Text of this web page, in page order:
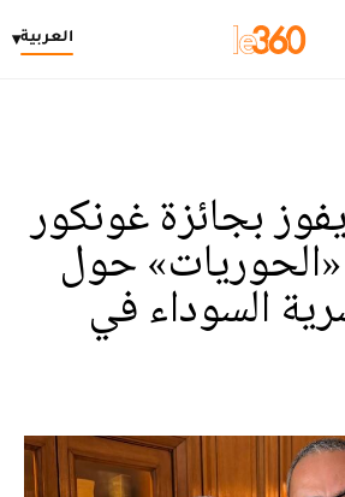
العربية▾
بجائزة غونكور
حول
السوداء في